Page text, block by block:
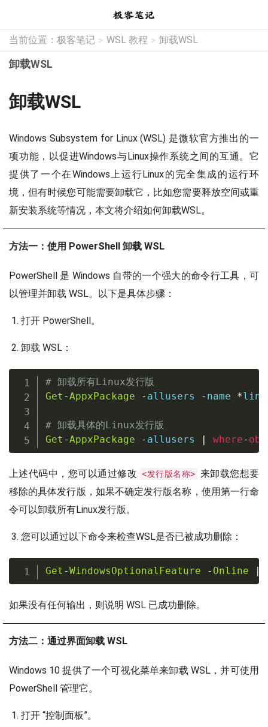
当前位置： 极客笔记 > WSL 教程 > 卸载WSL
卸载WSL
卸载WSL
Windows Subsystem for Linux (WSL) 是微软官方推出的一
项功能，以促进Windows与Linux操作系统之间的互通。它
提供了一个在Windows上运行Linux的完全集成的运行环
境，但有时候您可能需要卸载它，比如您需要释放空间或重
新安装系统等情况，本文将介绍如何卸载WSL。
方法一：使用 PowerShell 卸载 WSL
PowerShell 是 Windows 自带的一个强大的命令行工具，可
以管理并卸载 WSL。以下是具体步骤：
打开 PowerShell。
卸载 WSL：
# 卸载所有Linux发行版
Get -AppxPackage - allusers - name *
# 卸载具体的Linux发行版
Get -AppxPackage - allusers | where-
上述代码中，您可以通过修改 <发行版名称> 来卸载您想要
移除的具体发行版，如果不确定发行版名称，使用第一行命
令可以卸载所有Linux发行版。
您可以通过以下命令来检查WSL是否已被成功删除：
Get -WindowsOptionalFeature - Online |
如果没有任何输出，则说明 WSL 已成功删除。
方法二：通过界面卸载 WSL
Windows 10 提供了一个可视化菜单来卸载 WSL，并可使用
PowerShell 管理它。
打开 “控制面板”。